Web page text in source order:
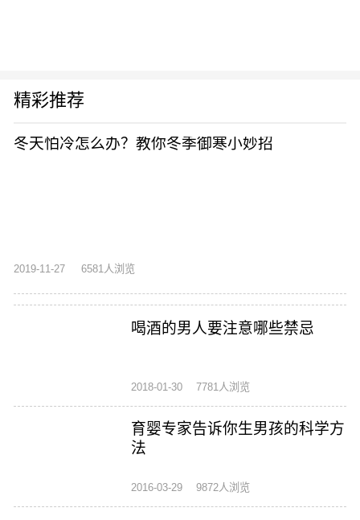
精彩推荐
冬天怕冷怎么办？教你冬季御寒小妙招
2019-11-27 6581人浏览
喝酒的男人要注意哪些禁忌
2018-01-30 7781人浏览
育婴专家告诉你生男孩的科学方
法
2016-03-29 9872人浏览